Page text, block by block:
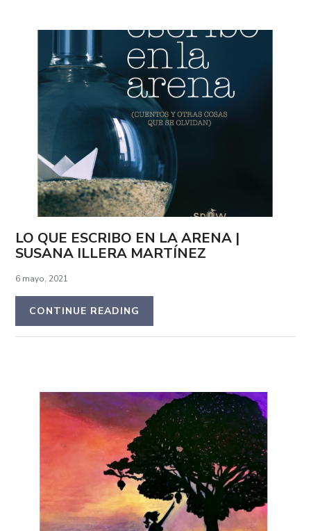
LO QUE ESCRIBO EN LA ARENA |
SUSANA ILLERA MARTÍNEZ
6 mayo, 2021
CONTINUE READING